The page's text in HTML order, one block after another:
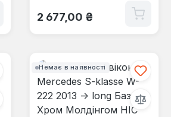
Звичайна ціна:
2 677,00 ₴
Немає в наявності